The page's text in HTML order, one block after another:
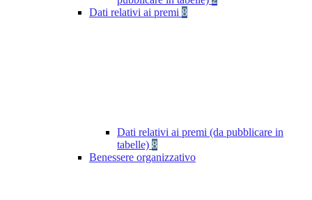
Dati relativi ai premi 8
Dati relativi ai premi (da pubblicare in
tabelle) 8
Benessere organizzativo